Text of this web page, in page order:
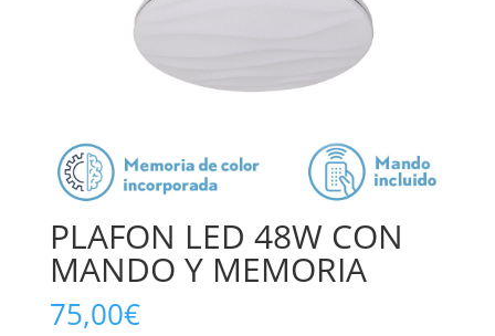
PLAFON LED 48W CON
MANDO Y MEMORIA
75,00€